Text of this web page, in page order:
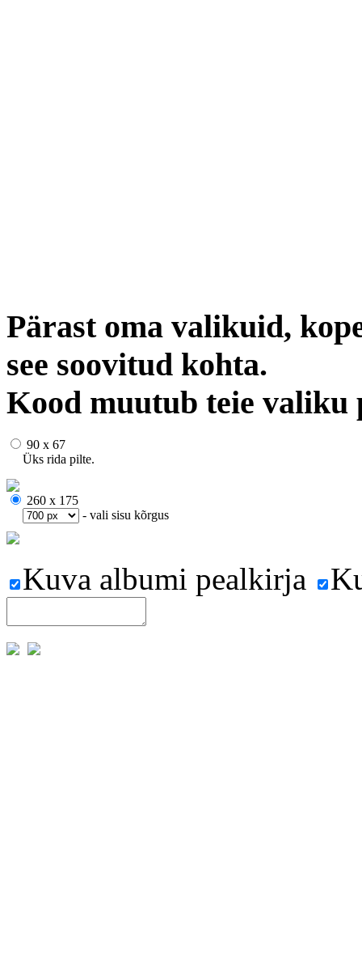
Pärast oma valikuid,
see soovitud kohta.
Kood muutub teie valiku
90 x 67
Üks rida pilte.
260 x 175
- vali sisu kõrgus
Kuva albumi pealkirja